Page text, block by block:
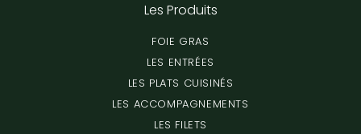
Les Produits
FOIE GRAS
LES ENTRÉES
LES PLATS CUISINÉS
LES ACCOMPAGNEMENTS
LES FILETS